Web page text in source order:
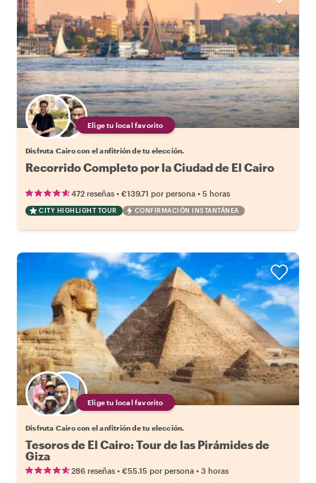
Elige tu local favorito
Disfruta Cairo con el anfitrión de tu elección.
Recorrido Completo por la Ciudad de El Cairo
472 reseñas • €139.71 por persona • 5 horas
CITY HIGHLIGHT TOUR CONFIRMACIÓN INSTANTÁNEA
Elige tu local favorito
Disfruta Cairo con el anfitrión de tu elección.
Tesoros de El Cairo: Tour de las Pirámides de
Giza
286 reseñas • €55.15 por persona • 3 horas